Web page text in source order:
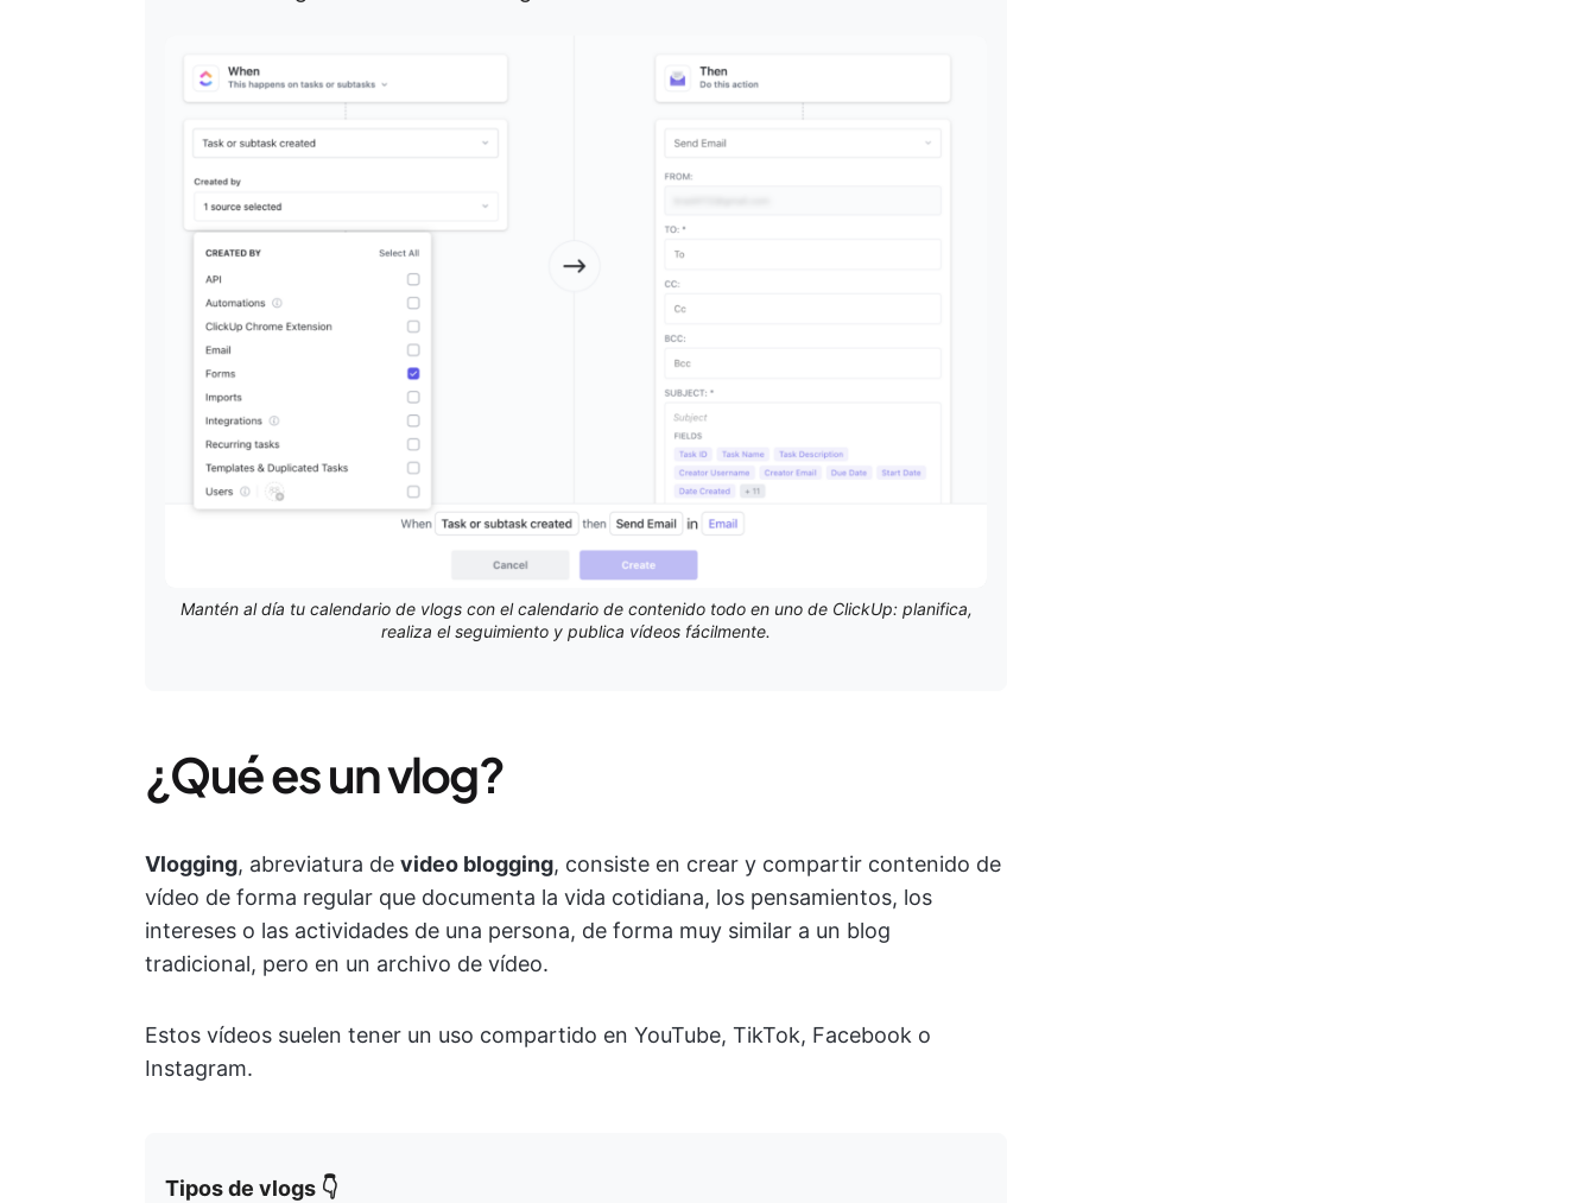
Mantén al día tu calendario de vlogs con el calendario de contenido todo en uno de ClickUp: planifica,
realiza el seguimiento y publica vídeos fácilmente.
¿Qué es un vlog?
Vlogging, abreviatura de video blogging, consiste en crear y compartir contenido de
vídeo de forma regular que documenta la vida cotidiana, los pensamientos, los
intereses o las actividades de una persona, de forma muy similar a un blog
tradicional, pero en un archivo de vídeo.
Estos vídeos suelen tener un uso compartido en YouTube, TikTok, Facebook o
Instagram.
Tipos de vlogs 👇